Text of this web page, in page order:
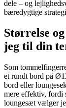
dele – og
bæredygtige
Størrelse
jeg til din
Som
et rundt bord på
bord eller
mere effektiv, fordi
loungesæt vælger